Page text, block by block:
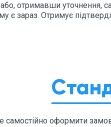
або, отримавши
є зараз. Отримує
самостійно оформити